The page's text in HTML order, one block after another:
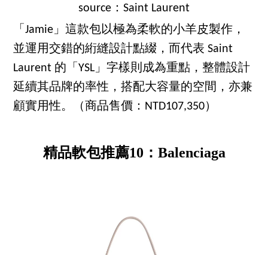
source：Saint Laurent
「Jamie」這款包以極為柔軟的小羊皮製作，
並運用交錯的絎縫設計點綴，而代表 Saint
Laurent 的「YSL」字樣則成為重點，整體設計
延續其品牌的率性，搭配大容量的空間，亦兼
顧實用性。（商品售價：NTD107,350）
精品軟包推薦10：Balenciaga